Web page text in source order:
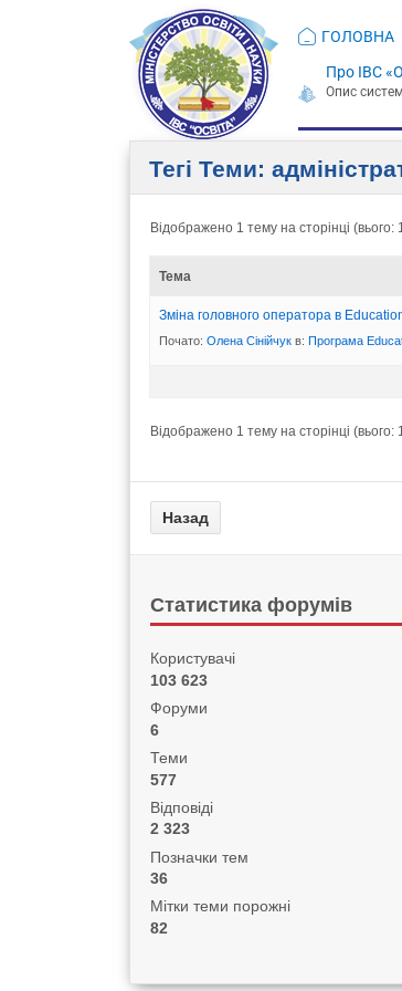
ГОЛОВНА
Про ІВС
Тегі Теми:
Відображено 1 тему на сторінці (вього:
Тема
Зміна головного оператора в
Почато: Олена Сінійчук в: Програма
Відображено 1 тему на сторінці (вього:
Статистика форумів
Користувачі
103 623
Форуми
6
Теми
577
Відповіді
2 323
Позначки тем
36
Мітки теми порожні
82